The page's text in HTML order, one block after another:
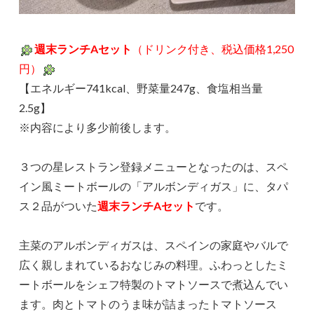
週末ランチAセット
（ドリンク付き、税込価格1,250
円）
【エネルギー741kcal、野菜量247g、食塩相当量
2.5g】
※内容により多少前後します。
３つの星レストラン登録メニューとなったのは、スペ
イン風ミートボールの「アルボンディガス」に、タパ
ス２品がついた週末ランチAセット です。
主菜のアルボンディガスは、スペインの家庭やバルで
広く親しまれているおなじみの料理。ふわっとしたミ
ートボールをシェフ特製のトマトソースで煮込んでい
ます。肉とトマトのうま味が詰まったトマトソース